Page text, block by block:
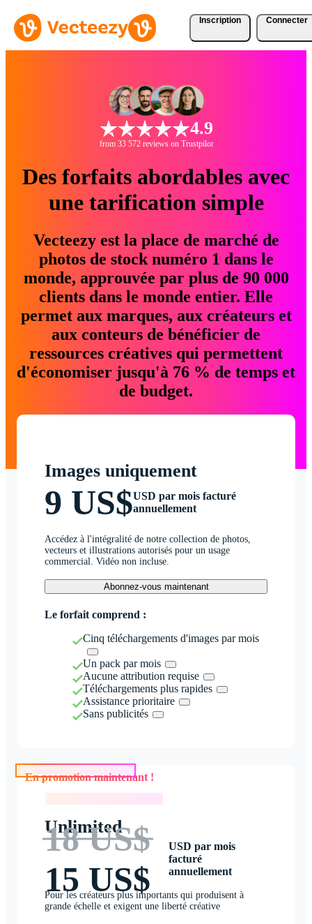
Inscription Connecter
4.9
from 33 572 reviews on Trustpilot
Des forfaits abordables avec
une tarification simple
Vecteezy est la place de marché de
photos de stock numéro 1 dans le
monde, approuvée par plus de 90 000
clients dans le monde entier. Elle
permet aux marques, aux créateurs et
aux conteurs de bénéficier de
ressources créatives qui permettent
d'économiser jusqu'à 76 % de temps et
de budget.
Images uniquement
9 US$USD par mois facturé
annuellement
Accédez à l'intégralité de notre collection de photos,
vecteurs et illustrations autorisés pour un usage
commercial. Vidéo non incluse.
Abonnez-vous maintenant
Le forfait comprend :
Cinq téléchargements d'images par mois
Un pack par mois
Aucune attribution requise
Téléchargements plus rapides
Assistance prioritaire
Sans publicités
En promotion maintenant !
Unlimited
18 US$
15 US$
USD par mois
facturé
annuellement
Pour les créateurs plus importants qui produisent à
grande échelle et exigent une liberté créative